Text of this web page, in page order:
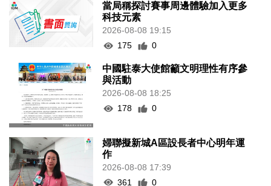
當局稱探討賽事周邊體驗加入更多
科技元素
2026-08-08 19:15
175
0
中國駐泰大使館籲文明理性有序參
與活動
2026-08-08 18:25
178
0
婦聯擬新城A區設長者中心明年運
作
2026-08-08 17:39
361
0